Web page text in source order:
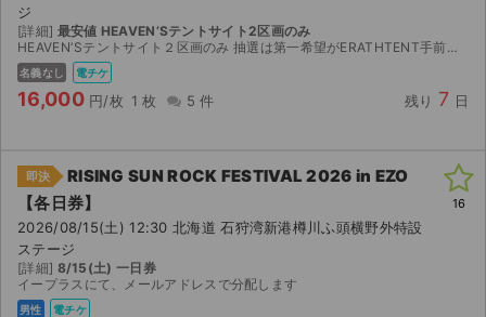
ジ
[詳細] 最安値 HEAVENʼSテントサイト2区画のみ
HEAVENʼSテントサイト２区画のみ 抽選は第一希望がERATHTENT手前の三つ(アスパラ、とうもろこし)とSUNSTAGE の右側に奥5つのところ(ほっけ、ラーメン)でしたので、ご希望に...
名義なし 電チケ
16,000 円/枚 1 枚 5 件 残り 7 日
即決
RISING SUN ROCK FESTIVAL 2026 in EZO
【各日券】
2026/08/15(土) 12:30 北海道 石狩湾新港樽川ふ頭横野外特設
ステージ
[詳細] 8/15(土) 一日券
イープラスにて、メールアドレスで分配します
男性 電チケ
16